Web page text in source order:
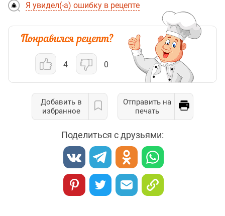
Я увидел(-а) ошибку в рецепте
4 0
Добавить в
избранное
Отправить на
печать
Поделиться с друзьями: